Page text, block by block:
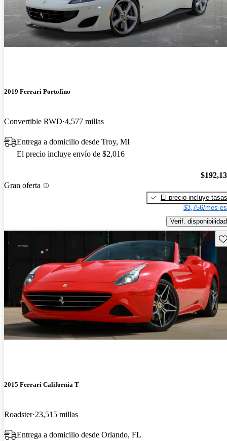
2019 Ferrari Portofino
Convertible RWD 4,577 millas
Entrega a domicilio desde Troy, MI
El precio incluye envío de $2,016
Gran oferta
El precio incluye tasas
$3,756/mes
Verif. disponibilidad
2015 Ferrari California T
Roadster 23,515 millas
Entrega a domicilio desde Orlando, FL